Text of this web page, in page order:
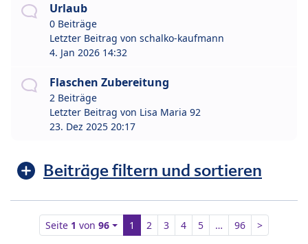
Urlaub
0 Beiträge
Letzter Beitrag von schalko-kaufmann
4. Jan 2026 14:32
Flaschen Zubereitung
2 Beiträge
Letzter Beitrag von Lisa Maria 92
23. Dez 2025 20:17
Beiträge filtern und sortieren
Seite 1 von96 1 2 3 4 5 … 96 >